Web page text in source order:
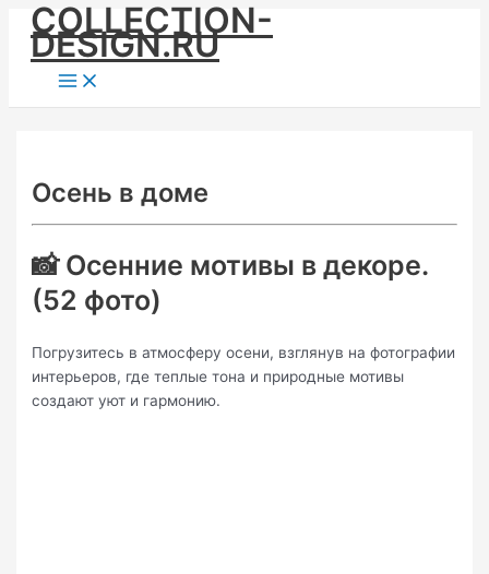
Skip
content
COLLECTION-
DESIGN.RU
Main
Menu
Осень в доме
📸 Осенние мотивы в декоре.
(52 фото)
Погрузитесь в атмосферу осени, взглянув на фотографии
интерьеров, где теплые тона и природные мотивы
создают уют и гармонию.